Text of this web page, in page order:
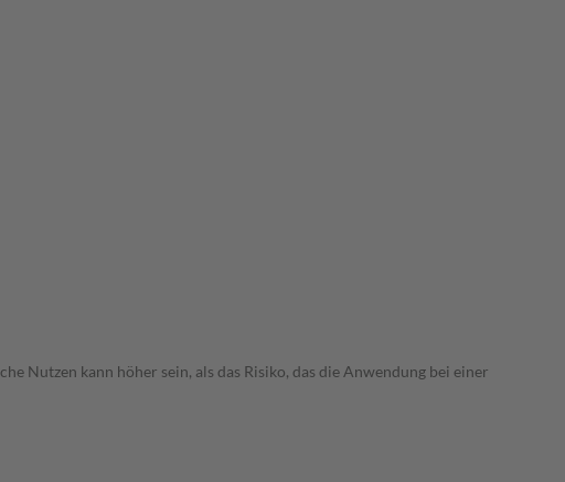
Nutzen kann höher sein, als das Risiko, das die Anwendung bei einer